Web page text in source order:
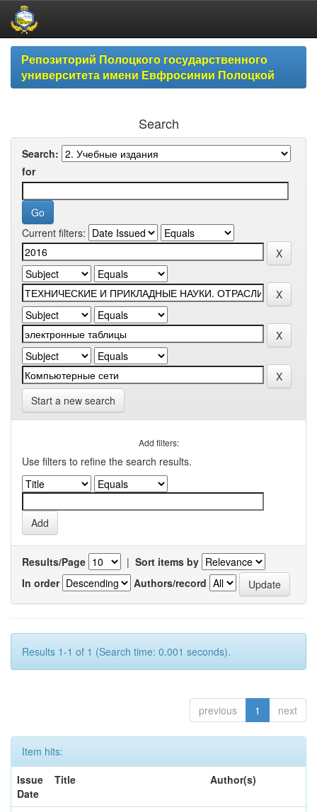
Skip
navigationРепозиторий Полоцкого государственного
университета имени Евфросинии Полоцкой
Search
Search:
for
Current filters:
Start a new search
Add filters:
Use filters to refine the search results.
Results/Page | Sort items by
In order
Authors/record
Results 1-1 of 1 (Search time: 0.001 seconds).
previous 1 next
Item hits:
Issue
Date
Title Author(s)